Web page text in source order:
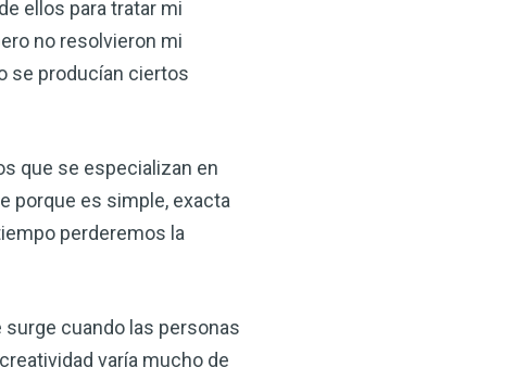
ellos para tratar mi
no resolvieron mi
se producían ciertos
que se especializan en
porque es simple, exacta
perderemos la
cuando las personas
varía mucho de
(VSM) es uno de los
ya sea que
la salud de su
VSM es un gran
puede hacer por su salud!